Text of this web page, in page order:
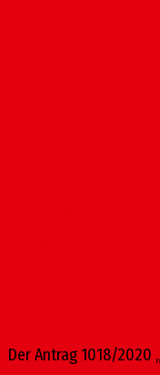
Der Antrag 1018/2020